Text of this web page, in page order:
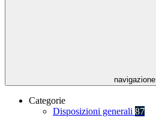
navigazione
Categorie
Disposizioni generali 87